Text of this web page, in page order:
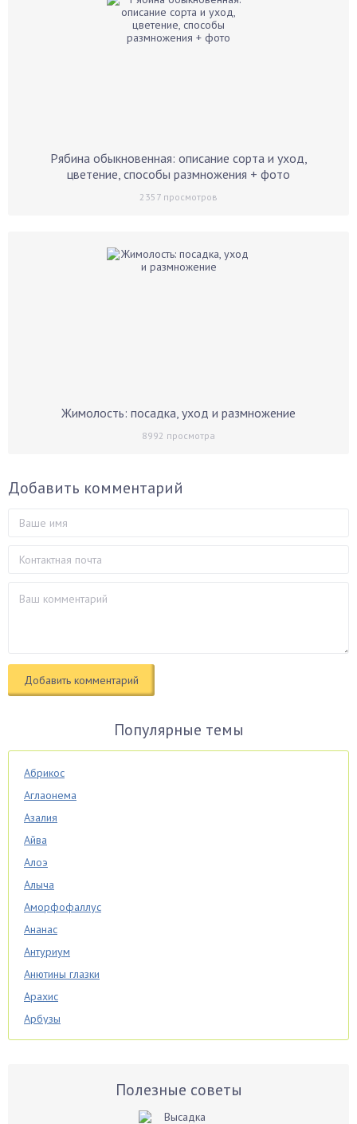
Рябина обыкновенная: описание сорта и уход,
цветение, способы размножения + фото
2357 просмотров
Жимолость: посадка, уход и размножение
8992 просмотра
Добавить комментарий
Популярные темы
Абрикос
Аглаонема
Азалия
Айва
Алоэ
Алыча
Аморфофаллус
Ананас
Антуриум
Анютины глазки
Арахис
Арбузы
Аспарагус
Полезные советы